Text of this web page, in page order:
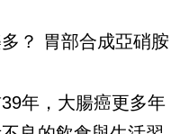
？ 胃部合成亞硝胺
年，大腸癌更多年